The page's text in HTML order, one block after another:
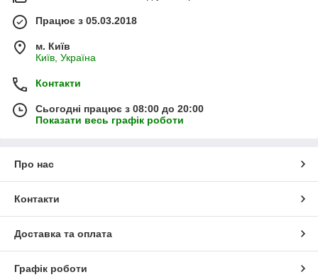
Працює з 05.03.2018
м. Київ
Київ, Україна
Контакти
Сьогодні працює з 08:00 до 20:00
Показати весь графік роботи
Про нас
Контакти
Доставка та оплата
Графік роботи